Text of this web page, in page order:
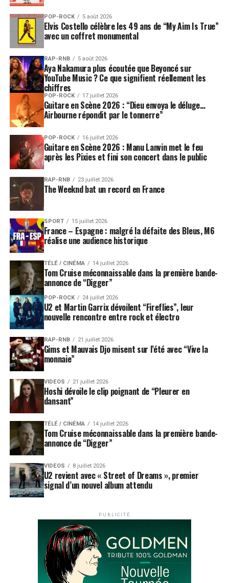
POP-ROCK 5 août 2026
Elvis Costello célèbre les 49 ans de “My Aim Is True”
avec un coffret monumental
RAP-RNB 5 août 2026
Aya Nakamura plus écoutée que Beyoncé sur
YouTube Music ? Ce que signifient réellement les
chiffres
POP-ROCK 17 juillet 2026
Guitare en Scène 2026 : “Dieu envoya le déluge…
Airbourne répondit par le tonnerre”
POP-ROCK 16 juillet 2026
Guitare en Scène 2026 : Manu Lanvin met le feu
après les Pixies et fini son concert dans le public
RAP-RNB 23 juillet 2026
The Weeknd bat un record en France
SPORT 15 juillet 2026
France – Espagne : malgré la défaite des Bleus, M6
réalise une audience historique
TÉLÉ / CINÉMA 14 juillet 2026
Tom Cruise méconnaissable dans la première bande-
annonce de “Digger”
POP-ROCK 24 juillet 2026
U2 et Martin Garrix dévoilent “Fireflies”, leur
nouvelle rencontre entre rock et électro
RAP-RNB 21 juillet 2026
Gims et Mauvais Djo misent sur l’été avec “Vive la
monnaie”
VIDEOS 21 juillet 2026
Hoshi dévoile le clip poignant de “Pleurer en
dansant”
TÉLÉ / CINÉMA 14 juillet 2026
Tom Cruise méconnaissable dans la première bande-
annonce de “Digger”
VIDEOS 8 juillet 2026
U2 revient avec « Street of Dreams », premier
signal d’un nouvel album attendu
PUBLICITÉ